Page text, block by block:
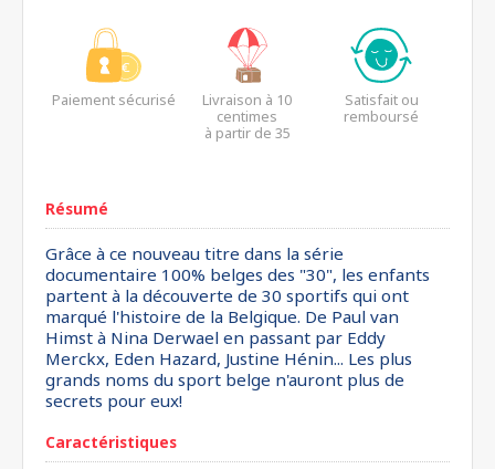
Paiement sécurisé
Livraison à 10
centimes
à partir de 35
Satisfait ou
remboursé
Résumé
Grâce à ce nouveau titre dans la série
documentaire 100% belges des "30", les enfants
partent à la découverte de 30 sportifs qui ont
marqué l'histoire de la Belgique. De Paul van
Himst à Nina Derwael en passant par Eddy
Merckx, Eden Hazard, Justine Hénin... Les plus
grands noms du sport belge n'auront plus de
secrets pour eux!
Caractéristiques